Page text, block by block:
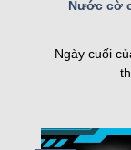
FT
nghiệp,
mình.
Các tính
Nước cờ
Ngày cuối